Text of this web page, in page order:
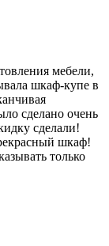
мебели,
шкаф-купе в
сделано очень
сделали!
шкаф!
только